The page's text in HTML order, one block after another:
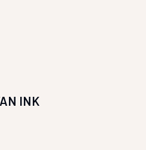
INK